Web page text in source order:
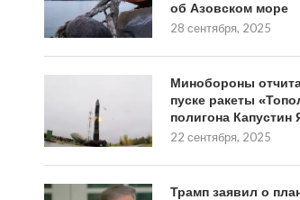
об Азовском море
28 сентября, 2025
Минобороны
пуске ракеты
полигона Капустин
22 сентября, 2025
Трамп заявил о